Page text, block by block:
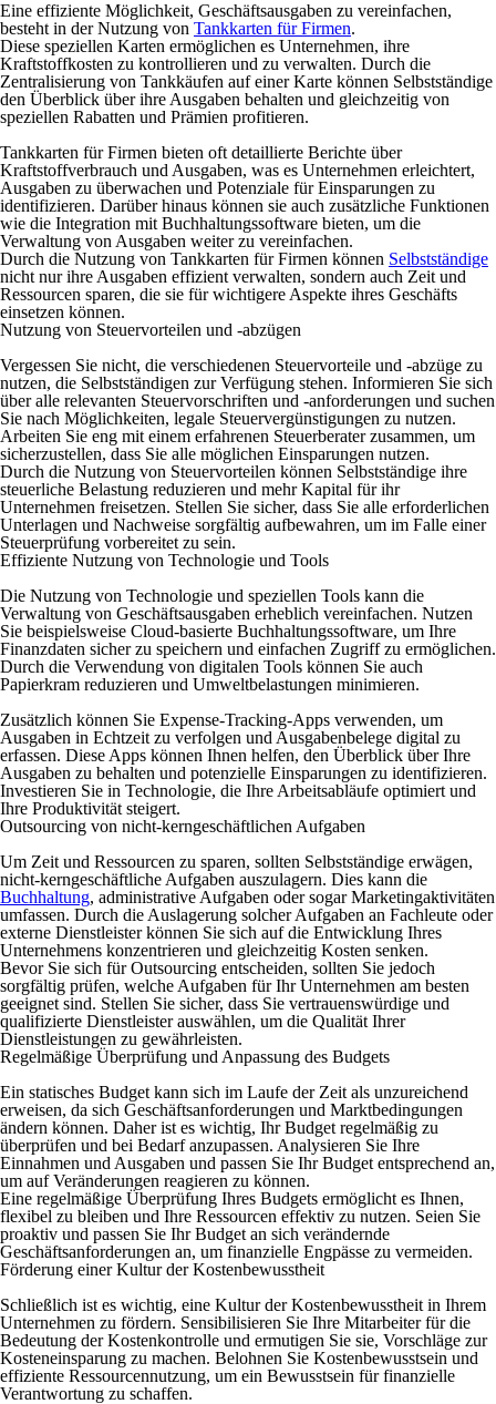
Eine effiziente Möglichkeit, Geschäftsausgaben zu vereinfachen,
besteht in der Nutzung von Tankkarten für Firmen.
Diese speziellen Karten ermöglichen es Unternehmen, ihre
Kraftstoffkosten zu kontrollieren und zu verwalten. Durch die
Zentralisierung von Tankkäufen auf einer Karte können Selbstständige
den Überblick über ihre Ausgaben behalten und gleichzeitig von
speziellen Rabatten und Prämien profitieren.
Tankkarten für Firmen bieten oft detaillierte Berichte über
Kraftstoffverbrauch und Ausgaben, was es Unternehmen erleichtert,
Ausgaben zu überwachen und Potenziale für Einsparungen zu
identifizieren. Darüber hinaus können sie auch zusätzliche Funktionen
wie die Integration mit Buchhaltungssoftware bieten, um die
Verwaltung von Ausgaben weiter zu vereinfachen.
Durch die Nutzung von Tankkarten für Firmen können Selbstständige
nicht nur ihre Ausgaben effizient verwalten, sondern auch Zeit und
Ressourcen sparen, die sie für wichtigere Aspekte ihres Geschäfts
einsetzen können.
Nutzung von Steuervorteilen und -abzügen
Vergessen Sie nicht, die verschiedenen Steuervorteile und -abzüge zu
nutzen, die Selbstständigen zur Verfügung stehen. Informieren Sie sich
über alle relevanten Steuervorschriften und -anforderungen und suchen
Sie nach Möglichkeiten, legale Steuervergünstigungen zu nutzen.
Arbeiten Sie eng mit einem erfahrenen Steuerberater zusammen, um
sicherzustellen, dass Sie alle möglichen Einsparungen nutzen.
Durch die Nutzung von Steuervorteilen können Selbstständige ihre
steuerliche Belastung reduzieren und mehr Kapital für ihr
Unternehmen freisetzen. Stellen Sie sicher, dass Sie alle erforderlichen
Unterlagen und Nachweise sorgfältig aufbewahren, um im Falle einer
Steuerprüfung vorbereitet zu sein.
Effiziente Nutzung von Technologie und Tools
Die Nutzung von Technologie und speziellen Tools kann die
Verwaltung von Geschäftsausgaben erheblich vereinfachen. Nutzen
Sie beispielsweise Cloud-basierte Buchhaltungssoftware, um Ihre
Finanzdaten sicher zu speichern und einfachen Zugriff zu ermöglichen.
Durch die Verwendung von digitalen Tools können Sie auch
Papierkram reduzieren und Umweltbelastungen minimieren.
Zusätzlich können Sie Expense-Tracking-Apps verwenden, um
Ausgaben in Echtzeit zu verfolgen und Ausgabenbelege digital zu
erfassen. Diese Apps können Ihnen helfen, den Überblick über Ihre
Ausgaben zu behalten und potenzielle Einsparungen zu identifizieren.
Investieren Sie in Technologie, die Ihre Arbeitsabläufe optimiert und
Ihre Produktivität steigert.
Outsourcing von nicht-kerngeschäftlichen Aufgaben
Um Zeit und Ressourcen zu sparen, sollten Selbstständige erwägen,
nicht-kerngeschäftliche Aufgaben auszulagern. Dies kann die
Buchhaltung, administrative Aufgaben oder sogar Marketingaktivitäten
umfassen. Durch die Auslagerung solcher Aufgaben an Fachleute oder
externe Dienstleister können Sie sich auf die Entwicklung Ihres
Unternehmens konzentrieren und gleichzeitig Kosten senken.
Bevor Sie sich für Outsourcing entscheiden, sollten Sie jedoch
sorgfältig prüfen, welche Aufgaben für Ihr Unternehmen am besten
geeignet sind. Stellen Sie sicher, dass Sie vertrauenswürdige und
qualifizierte Dienstleister auswählen, um die Qualität Ihrer
Dienstleistungen zu gewährleisten.
Regelmäßige Überprüfung und Anpassung des Budgets
Ein statisches Budget kann sich im Laufe der Zeit als unzureichend
erweisen, da sich Geschäftsanforderungen und Marktbedingungen
ändern können. Daher ist es wichtig, Ihr Budget regelmäßig zu
überprüfen und bei Bedarf anzupassen. Analysieren Sie Ihre
Einnahmen und Ausgaben und passen Sie Ihr Budget entsprechend an,
um auf Veränderungen reagieren zu können.
Eine regelmäßige Überprüfung Ihres Budgets ermöglicht es Ihnen,
flexibel zu bleiben und Ihre Ressourcen effektiv zu nutzen. Seien Sie
proaktiv und passen Sie Ihr Budget an sich verändernde
Geschäftsanforderungen an, um finanzielle Engpässe zu vermeiden.
Förderung einer Kultur der Kostenbewusstheit
Schließlich ist es wichtig, eine Kultur der Kostenbewusstheit in Ihrem
Unternehmen zu fördern. Sensibilisieren Sie Ihre Mitarbeiter für die
Bedeutung der Kostenkontrolle und ermutigen Sie sie, Vorschläge zur
Kosteneinsparung zu machen. Belohnen Sie Kostenbewusstsein und
effiziente Ressourcennutzung, um ein Bewusstsein für finanzielle
Verantwortung zu schaffen.